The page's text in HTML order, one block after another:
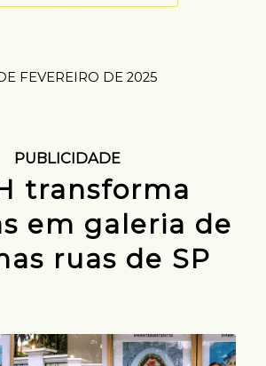
FEVEREIRO DE 2025
PUBLICIDADE
transforma
em galeria de
ruas de SP